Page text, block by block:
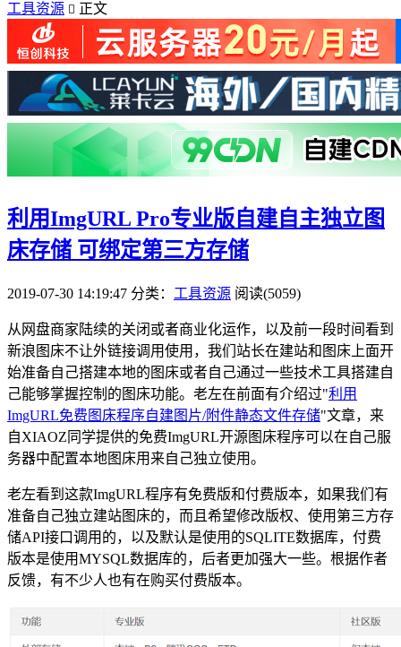
工具资源  正文
利用ImgURL Pro专业版自建自主独立图
床存储 可绑定第三方存储
2019-07-30 14:19:47 分类： 工具资源 阅读(5059)
从网盘商家陆续的关闭或者商业化运作，以及前一段时间看到
新浪图床不让外链接调用使用，我们站长在建站和图床上面开
始准备自己搭建本地的图床或者自己通过一些技术工具搭建自
己能够掌握控制的图床功能。老左在前面有介绍过"利用
ImgURL免费图床程序自建图片/附件静态文件存储"文章，来
自XIAOZ同学提供的免费ImgURL开源图床程序可以在自己服
务器中配置本地图床用来自己独立使用。
老左看到这款ImgURL程序有免费版和付费版本，如果我们有
准备自己独立建站图床的，而且希望修改版权、使用第三方存
储API接口调用的，以及默认是使用的SQLITE数据库，付费
版本是使用MYSQL数据库的，后者更加强大一些。根据作者
反馈，有不少人也有在购买付费版本。